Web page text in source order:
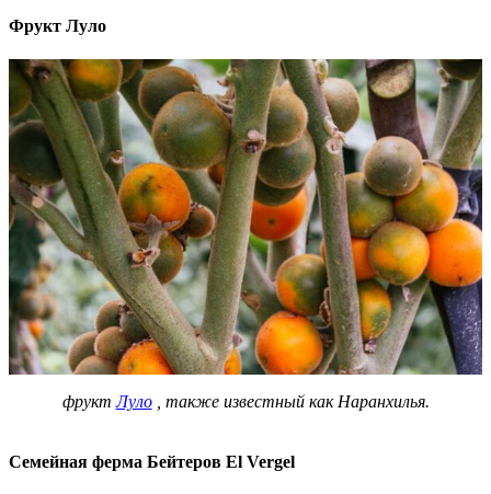
Фрукт Луло
фруктЛуло, также известный как Наранхилья.
Семейная ферма Бейтеров El Vergel